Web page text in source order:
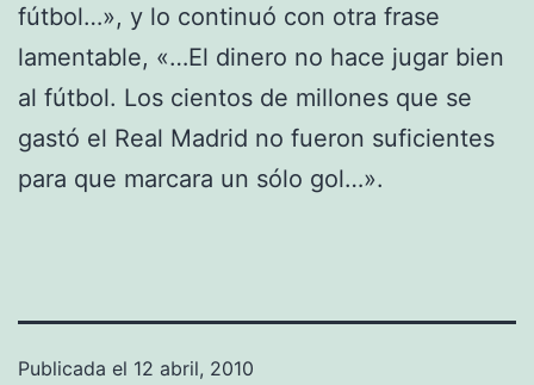
fútbol…», y lo continuó con otra frase
lamentable, «…El dinero no hace jugar bien
al fútbol. Los cientos de millones que se
gastó el Real Madrid no fueron suficientes
para que marcara un sólo gol…».
Publicada el 12 abril, 2010